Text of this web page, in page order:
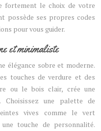
fortement le choix de votre
possède ses propres codes
pour vous guider.
et minimaliste
élégance sobre et moderne.
touches de verdure et des
ou le bois clair, crée une
Choisissez une palette de
vives comme le vert
touche de personnalité.